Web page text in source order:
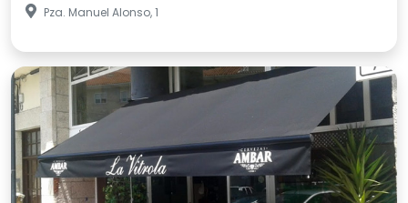
Pza. Manuel Alonso, 1